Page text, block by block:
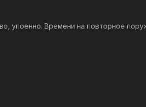
упоенно. Времени на повторное